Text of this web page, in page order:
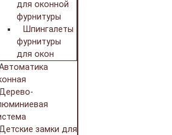
для оконной
фурнитуры
Шпингалеты
фурнитуры
для окон
замки для